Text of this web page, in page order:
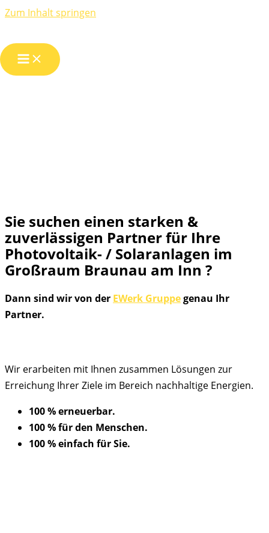
Zum Inhalt springen
Photovoltaik und
Solar für Braunau
Sie suchen einen starken &
zuverlässigen Partner für Ihre
Photovoltaik- / Solaranlagen im
Großraum Braunau am Inn ?
Dann sind wir von der EWerk Gruppegenau Ihr
Partner.
Wir erarbeiten mit Ihnen zusammen Lösungen zur
Erreichung Ihrer Ziele im Bereich nachhaltige Energien.
100 % erneuerbar.
100 % für den Menschen.
100 % einfach für Sie.